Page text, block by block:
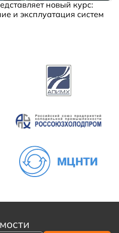
новый курс:
и эксплуатация систем